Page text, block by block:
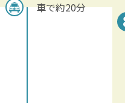
車で約20分